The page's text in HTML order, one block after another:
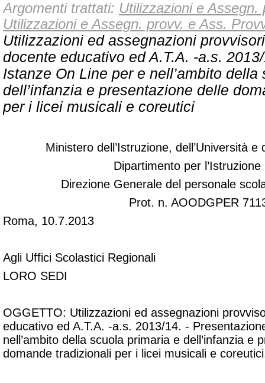
Argomenti trattati: Utilizzazioni e Assegn.
Utilizzazioni e Assegn. provv. e Ass.
Utilizzazioni ed assegnazioni
docente educativo ed A.T.A. -a.s.
Istanze On Line per e nell’ambito
dell’infanzia e presentazione delle
per i licei musicali e coreutici
Ministero dell’Istruzione, dell’Università e
Dipartimento per l’Istruzione
Direzione Generale del personale
Prot. n. AOODGPER
Roma, 10.7.2013
Agli Uffici Scolastici Regionali
LORO SEDI
OGGETTO: Utilizzazioni ed assegnazioni
educativo ed A.T.A. -a.s. 2013/14. -
nell’ambito della scuola primaria e dell’infanzia e
domande tradizionali per i licei musicali e